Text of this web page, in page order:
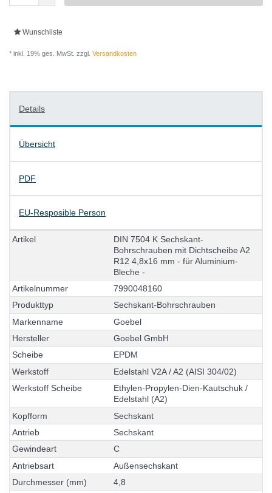
Wunschliste
* inkl. 19% ges. MwSt. zzgl. Versandkosten
Details
Übersicht
PDF
EU-Resposible Person
Artikel DIN 7504 K Sechskant-
Bohrschrauben mit Dichtscheibe A2
R1 2 4, 8x16 mm - für Aluminium-
Bleche -
Artikelnummer 7990048160
Produkttyp Sechskant-Bohrschrauben
Markenname Goebel
Hersteller Goebel GmbH
Scheibe EPDM
Werkstoff Edelstahl V2A / A2 (AISI 304/02)
Werkstoff Scheibe Ethylen-Propylen-Dien-Kautschuk /
Edelstahl (A2)
Kopfform Sechskant
Antrieb Sechskant
Gewindeart
C
Antriebsart Außensechskant
Durchmesser (mm) 4, 8